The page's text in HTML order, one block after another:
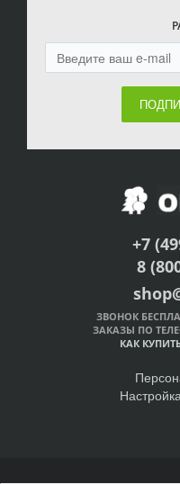
+7
8
ЗВОНОК
ЗАКАЗЫ ПО
КАК